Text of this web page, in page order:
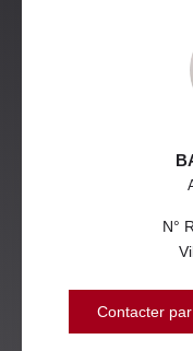
N°
Contacter